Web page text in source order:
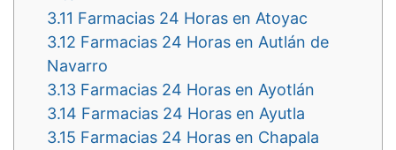
3.11 Farmacias 24 Horas en Atoyac
3.12 Farmacias 24 Horas en Autlán de
Navarro
3.13 Farmacias 24 Horas en Ayotlán
3.14 Farmacias 24 Horas en Ayutla
3.15 Farmacias 24 Horas en Chapala